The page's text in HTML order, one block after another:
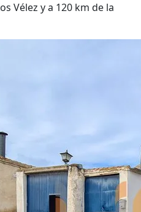
Vélez y a 120 km de la